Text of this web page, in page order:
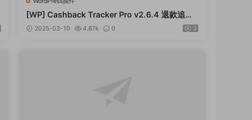
[WP] Cashback Tracker Pro v2.6.4 退款追蹤
器插件下載
2025-03-10 4.87k 0 3